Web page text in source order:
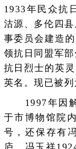
1933年民众抗
沽源、多伦四
事委员会建造
领抗日同盟军
抗日烈士的英
英名。现已被列
1997年因解
于市博物馆院
号，还保存有
庐。冯玉祥